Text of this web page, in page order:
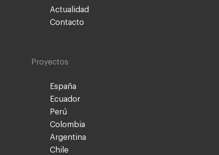
Actualidad
Contacto
Proyectos
España
Ecuador
Perú
Colombia
Argentina
Chile